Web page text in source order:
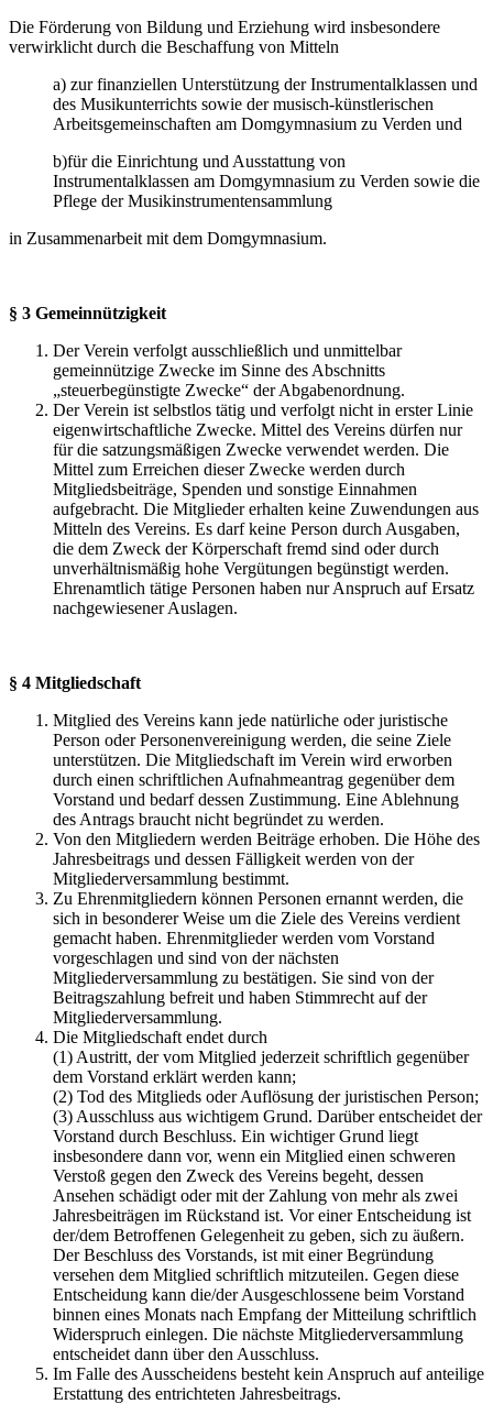
Die Förderung von Bildung und Erziehung wird insbesondere
verwirklicht durch die Beschaffung von Mitteln
a) zur finanziellen Unterstützung der Instrumentalklassen und
des Musikunterrichts sowie der musisch-künstlerischen
Arbeitsgemeinschaften am Domgymnasium zu Verden und
b)für die Einrichtung und Ausstattung von
Instrumentalklassen am Domgymnasium zu Verden sowie die
Pflege der Musikinstrumentensammlung
in Zusammenarbeit mit dem Domgymnasium.
§ 3 Gemeinnützigkeit
Der Verein verfolgt ausschließlich und unmittelbar
gemeinnützige Zwecke im Sinne des Abschnitts
„steuerbegünstigte Zwecke“ der Abgabenordnung.
Der Verein ist selbstlos tätig und verfolgt nicht in erster Linie
eigenwirtschaftliche Zwecke. Mittel des Vereins dürfen nur
für die satzungsmäßigen Zwecke verwendet werden. Die
Mittel zum Erreichen dieser Zwecke werden durch
Mitgliedsbeiträge, Spenden und sonstige Einnahmen
aufgebracht. Die Mitglieder erhalten keine Zuwendungen aus
Mitteln des Vereins. Es darf keine Person durch Ausgaben,
die dem Zweck der Körperschaft fremd sind oder durch
unverhältnismäßig hohe Vergütungen begünstigt werden.
Ehrenamtlich tätige Personen haben nur Anspruch auf Ersatz
nachgewiesener Auslagen.
§ 4 Mitgliedschaft
Mitglied des Vereins kann jede natürliche oder juristische
Person oder Personenvereinigung werden, die seine Ziele
unterstützen. Die Mitgliedschaft im Verein wird erworben
durch einen schriftlichen Aufnahmeantrag gegenüber dem
Vorstand und bedarf dessen Zustimmung. Eine Ablehnung
des Antrags braucht nicht begründet zu werden.
Von den Mitgliedern werden Beiträge erhoben. Die Höhe des
Jahresbeitrags und dessen Fälligkeit werden von der
Mitgliederversammlung bestimmt.
Zu Ehrenmitgliedern können Personen ernannt werden, die
sich in besonderer Weise um die Ziele des Vereins verdient
gemacht haben. Ehrenmitglieder werden vom Vorstand
vorgeschlagen und sind von der nächsten
Mitgliederversammlung zu bestätigen. Sie sind von der
Beitragszahlung befreit und haben Stimmrecht auf der
Mitgliederversammlung.
Die Mitgliedschaft endet durch
(1) Austritt, der vom Mitglied jederzeit schriftlich gegenüber
dem Vorstand erklärt werden kann;
(2) Tod des Mitglieds oder Auflösung der juristischen Person;
(3) Ausschluss aus wichtigem Grund. Darüber entscheidet der
Vorstand durch Beschluss. Ein wichtiger Grund liegt
insbesondere dann vor, wenn ein Mitglied einen schweren
Verstoß gegen den Zweck des Vereins begeht, dessen
Ansehen schädigt oder mit der Zahlung von mehr als zwei
Jahresbeiträgen im Rückstand ist. Vor einer Entscheidung ist
der/dem Betroffenen Gelegenheit zu geben, sich zu äußern.
Der Beschluss des Vorstands, ist mit einer Begründung
versehen dem Mitglied schriftlich mitzuteilen. Gegen diese
Entscheidung kann die/der Ausgeschlossene beim Vorstand
binnen eines Monats nach Empfang der Mitteilung schriftlich
Widerspruch einlegen. Die nächste Mitgliederversammlung
entscheidet dann über den Ausschluss.
Im Falle des Ausscheidens besteht kein Anspruch auf anteilige
Erstattung des entrichteten Jahresbeitrags.